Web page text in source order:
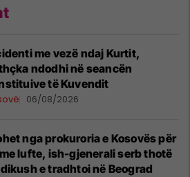
me vezë ndaj Kurtit,
ndodhi në seancën
të Kuvendit
06/08/2026
nga prokuroria e Kosovës për
lufte, ish-gjenerali serb thotë
e tradhtoi në Beograd